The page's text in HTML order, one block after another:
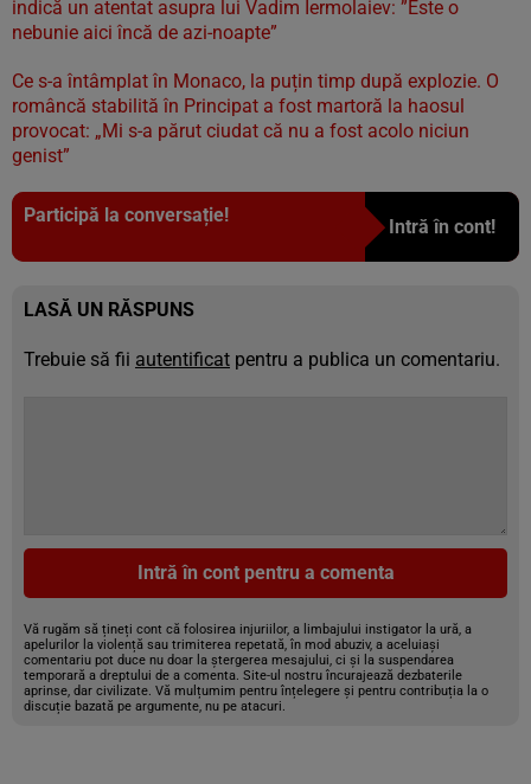
indică un atentat asupra lui Vadim Iermolaiev: ”Este o
nebunie aici încă de azi-noapte”
Ce s-a întâmplat în Monaco, la puțin timp după explozie. O
româncă stabilită în Principat a fost martoră la haosul
provocat: „Mi s-a părut ciudat că nu a fost acolo niciun
genist”
Participă la conversație!
Intră în cont!
LASĂ UN RĂSPUNS
Trebuie să fii autentificat pentru a publica un comentariu.
Intră în cont pentru a comenta
Vă rugăm să țineți cont că folosirea injuriilor, a limbajului instigator la ură, a
apelurilor la violență sau trimiterea repetată, în mod abuziv, a aceluiași
comentariu pot duce nu doar la ștergerea mesajului, ci și la suspendarea
temporară a dreptului de a comenta. Site-ul nostru încurajează dezbaterile
aprinse, dar civilizate. Vă mulțumim pentru înțelegere și pentru contribuția la o
discuție bazată pe argumente, nu pe atacuri.